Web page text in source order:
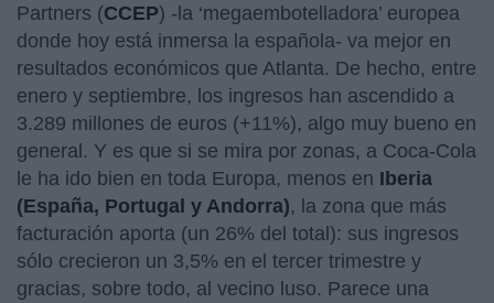
Partners (CCEP) -la ‘megaembotelladora’ europea
donde hoy está inmersa la española- va mejor en
resultados económicos que Atlanta. De hecho, entre
enero y septiembre, los ingresos han ascendido a
3.289 millones de euros (+11%), algo muy bueno en
general. Y es que si se mira por zonas, a Coca-Cola
le ha ido bien en toda Europa, menos en Iberia
(España, Portugal y Andorra), la zona que más
facturación aporta (un 26% del total): sus ingresos
sólo crecieron un 3,5% en el tercer trimestre y
gracias, sobre todo, al vecino luso. Parece una